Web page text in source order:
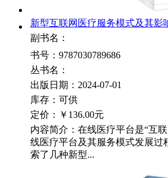
新型互联网医疗服务模式及其影
副书名：
书号：9787030789686
丛书名：
出版日期：2024-07-01
库存：可供
定价：
￥136.00元
内容简介：在线医疗平台是“互
线医疗平台及其服务模式发展过
索了几种新型...